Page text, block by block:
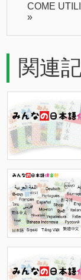
COME
»
関連